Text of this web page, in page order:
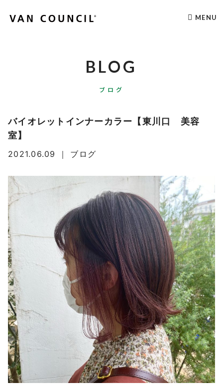
MENU
BLOG
ブログ
バイオレットインナーカラー【東川口 美容
室】
2021.06.09 ｜ ブログ